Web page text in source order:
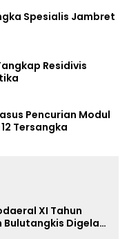
Spesialis Jambret
Residivis
Pencurian Modul
Tersangka
XI Tahun
Bulutangkis Digelar